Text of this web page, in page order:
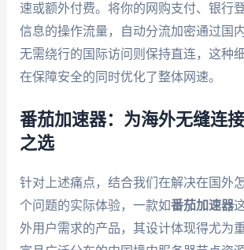
速或额外付费。将你的网购支付、银行
信息的操作流量，自动分流加密通过国
无需绕行的国际访问则保持直连，这种
在保障安全的同时优化了整体网速。
番茄加速器：为海外无缝连
之选
针对上述痛点，结合我们在解决在国外
个问题的实际体验，一款如番茄加速器
外用户需求的产品，其设计体现得尤为